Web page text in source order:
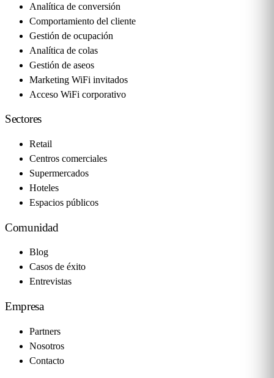
Analítica de conversión
Comportamiento del cliente
Gestión de ocupación
Analítica de colas
Gestión de aseos
Marketing WiFi invitados
Acceso WiFi corporativo
Sectores
Retail
Centros comerciales
Supermercados
Hoteles
Espacios públicos
Comunidad
Blog
Casos de éxito
Entrevistas
Empresa
Partners
Nosotros
Contacto